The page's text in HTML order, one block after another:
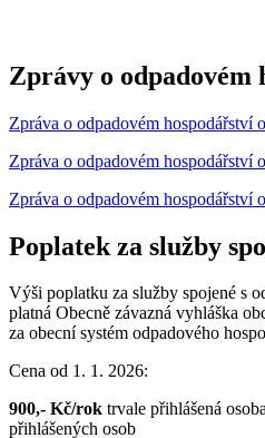
Zprávy o odpadovém
Zpráva o odpadovém hospodářství
Zpráva o odpadovém hospodářství
Zpráva o odpadovém hospodářství
Poplatek za služby
Vý­ši po­plat­ku za služ­by spo­je­né s
platná O­bec­ně zá­vaz­ná vy­hláš­ka
za obecní systém odpadového
Cena od 1. 1. 2026:
900,- Kč/rok trvale přihlášená
přihlášených osob